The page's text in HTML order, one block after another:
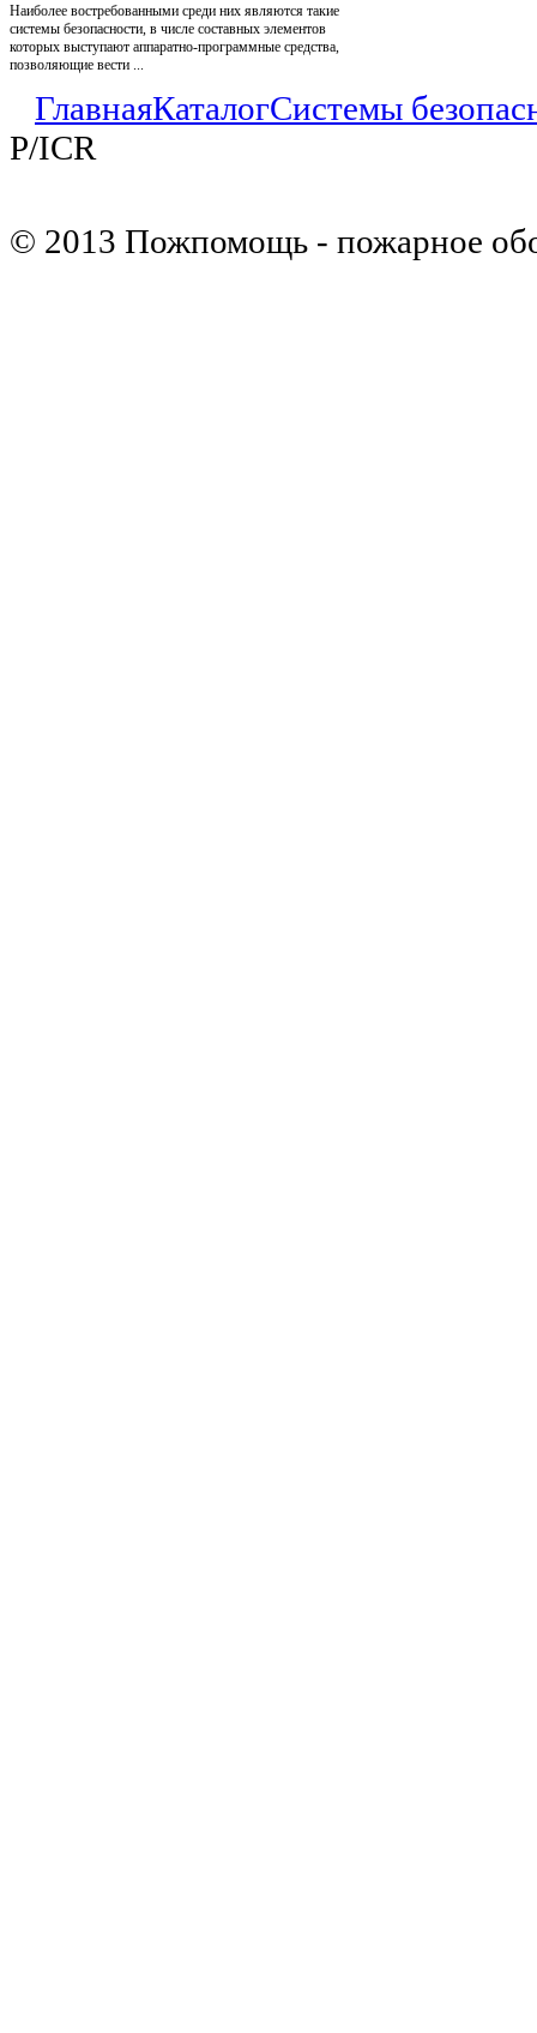
Наиболее востребованными среди них являются такие
системы безопасности, в числе составных элементов
которых выступают аппаратно-программные средства,
позволяющие вести ...
ГлавнаяКаталогСистемы
P/ICR
© 2013 Пожпомощь - пожарное